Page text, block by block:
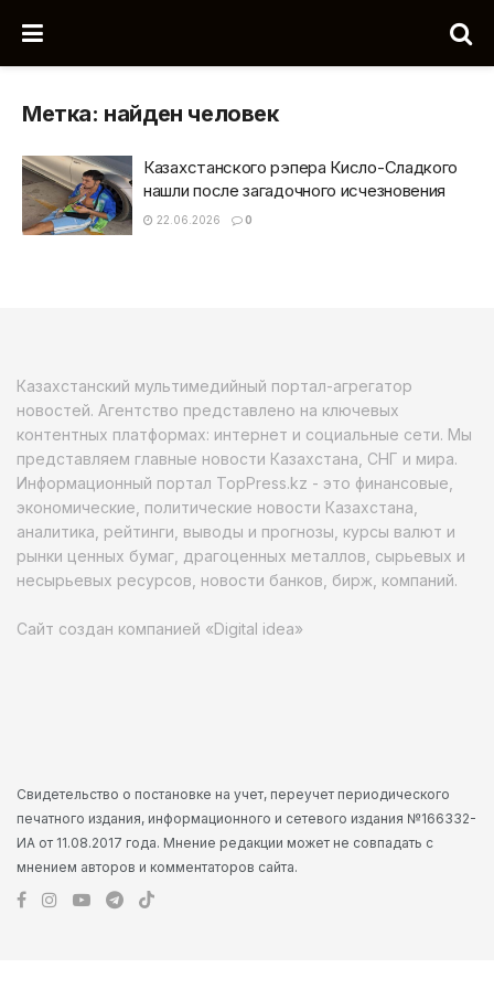
Метка: найден человек
Казахстанского рэпера Кисло-Сладкого
нашли после загадочного исчезновения
22.06.2026 0
Казахстанский мультимедийный портал-агрегатор
новостей. Агентство представлено на ключевых
контентных платформах: интернет и социальные сети. Мы
представляем главные новости Казахстана, СНГ и мира.
Информационный портал TopPress.kz - это финансовые,
экономические, политические новости Казахстана,
аналитика, рейтинги, выводы и прогнозы, курсы валют и
рынки ценных бумаг, драгоценных металлов, сырьевых и
несырьевых ресурсов, новости банков, бирж, компаний.
Сайт создан компанией «Digital idea»
Свидетельство о постановке на учет, переучет периодического
печатного издания, информационного и сетевого издания №166332-
ИА от 11.08.2017 года. Мнение редакции может не совпадать с
мнением авторов и комментаторов сайта.